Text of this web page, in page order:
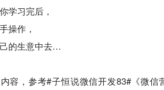
学习完后，
操作，
的生意中去…
容，参考#子恒说微信开发83#《微